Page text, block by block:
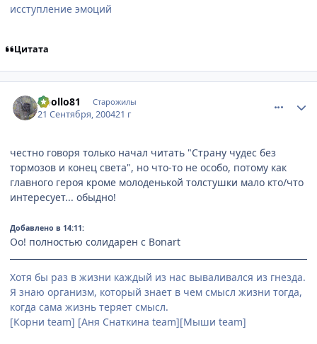
исступление эмоций
Цитата
Apollo81 Старожилы
21 Сентября, 200421 г
честно говоря только начал читать "Страну чудес без
тормозов и конец света", но что-то не особо, потому как
главного героя кроме молоденькой толстушки мало кто/что
интересует... обыдно!
Добавлено в 14:11:
Оо! полностью солидарен с Bonart
Хотя бы раз в жизни каждый из нас вываливался из гнезда.
Я знаю организм, который знает в чем смысл жизни тогда,
когда сама жизнь теряет смысл.
[Корни team] [Аня Снаткина team][Мыши team]